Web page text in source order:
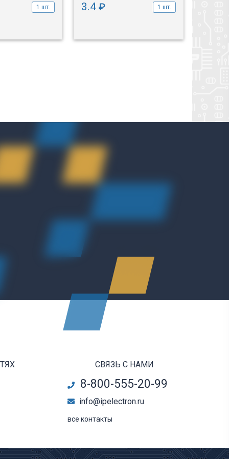
1 шт. 3.4 ₽ 1 шт.
СВЯЗЬ С НАМИ
8-800-555-20-99
info@ipelectron.ru
все контакты